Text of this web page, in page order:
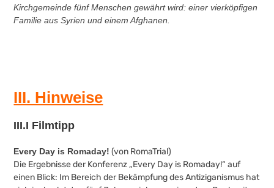
Kirchgemeinde fünf Menschen gewährt wird: einer vierköpfigen
Familie aus Syrien und einem Afghanen.
III. Hinweise
III.I Filmtipp
Every Day is Romaday! (von RomaTrial)
Die Ergebnisse der Konferenz „Every Day is Romaday!“ auf
einen Blick: Im Bereich der Bekämpfung des Antiziganismus hat